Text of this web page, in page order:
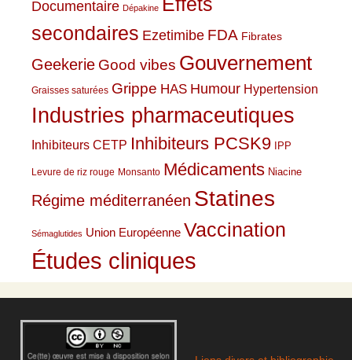
Documentaire Dépakine Effets
secondaires Ezetimibe FDA Fibrates
Geekerie Good vibes Gouvernement
Graisses saturées Grippe HAS Humour Hypertension
Industries pharmaceutiques
Inhibiteurs CETP Inhibiteurs PCSK9 IPP
Levure de riz rouge Monsanto Médicaments Niacine
Régime méditerranéen Statines
Sémaglutides Union Européenne Vaccination
Études cliniques